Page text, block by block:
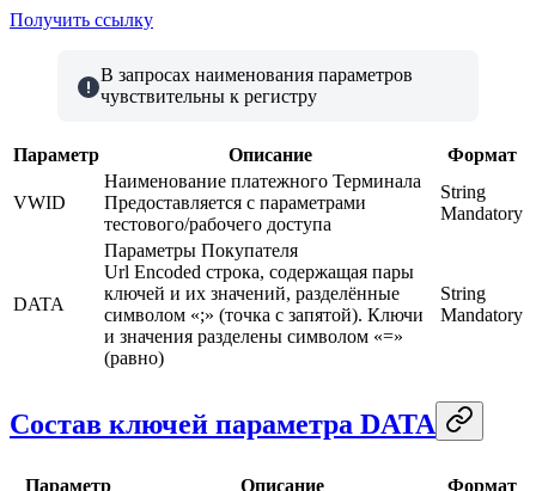
Получить ссылку
В запросах наименования параметров
чувствительны к регистру
Параметр Описание Формат
VWID
Наименование платежного Терминала
Предоставляется с параметрами
тестового/рабочего доступа
String
Mandatory
DATA
Параметры Покупателя
Url Encoded строка, содержащая пары
ключей и их значений, разделённые
символом «;» (точка с запятой). Ключи
и значения разделены символом «=»
(равно)
String
Mandatory
Состав ключей параметра DATA
Параметр Описание Формат